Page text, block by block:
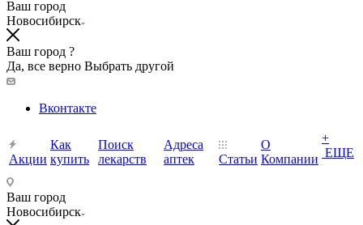
Ваш город
Новосибирск
Ваш город ?
Да, все верно Выбрать другой
Вконтакте
Акции
Как
купить
Поиск
лекарств
Адреса
аптек
Статьи
О
Компании
+
ЕЩЕ
Ваш город
Новосибирск